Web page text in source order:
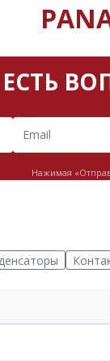
ЕСТЬ
Нажимая